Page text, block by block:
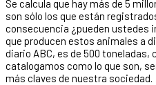
Se calcula que hay más de 5
son sólo los que están
consecuencia ¿pueden ustedes
que producen estos animales a
diario ABC, es de 500
catalogamos como lo que son,
más claves de nuestra sociedad.